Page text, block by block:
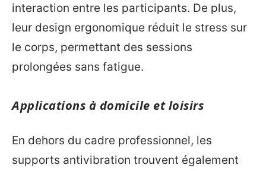
interaction entre les participants. De plus,
leur design ergonomique réduit le stress sur
le corps, permettant des sessions
prolongées sans fatigue.
Applications à domicile et loisirs
En dehors du cadre professionnel, les
supports antivibration trouvent également